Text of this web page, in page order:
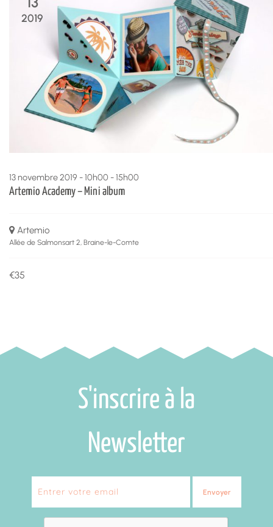
View
2019
13 novembre 2019 - 10h00 -15h00
Artemio Academy – Mini album
Artemio
Allée de Salmonsart 2, Braine-le-Comte
€35
S'inscrire à la
Newsletter
Envoyer